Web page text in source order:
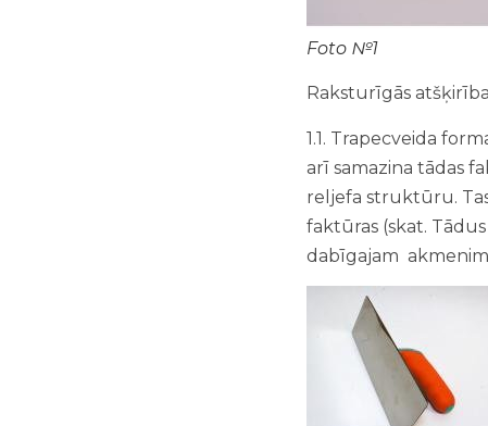
Foto №1
Raksturīgās
1.1. Trapecveida
arī samazina tādas
reljefa struktūru.
faktūras (skat.
dabīgajam